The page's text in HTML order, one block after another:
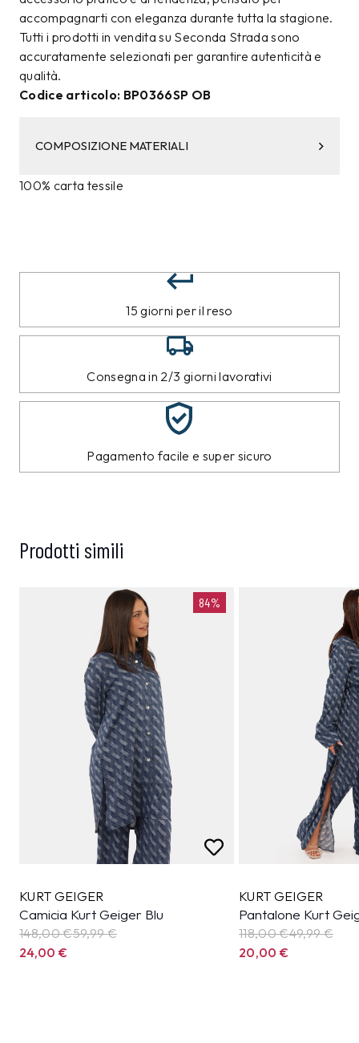
accompagnarti con eleganza durante tutta la stagione.
Tutti i prodotti in vendita su Seconda Strada sono
accuratamente selezionati per garantire autenticità e
qualità.
Codice articolo: BP0366SP OB
COMPOSIZIONE MATERIALI
100% carta tessile
15 giorni per il reso
Consegna in 2/3 giorni lavorativi
Pagamento facile e super sicuro
Prodotti simili
84%
KURT GEIGER
Camicia Kurt Geiger Blu
148,00 €59,99€
24,00€
KURT GEIGER
Pantalone Kurt
118,00 €49,99€
20,00€